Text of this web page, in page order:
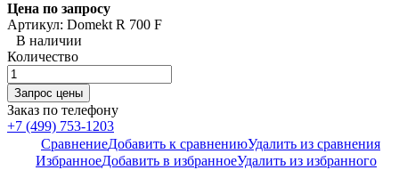
Цена по запросу
Артикул: Domekt R 700 F
В наличии
Количество
Заказ по телефону
+7 (499) 753-1203
СравнениеДобавить к сравнениюУдалить из сравнения
ИзбранноеДобавить в избранноеУдалить из избранного